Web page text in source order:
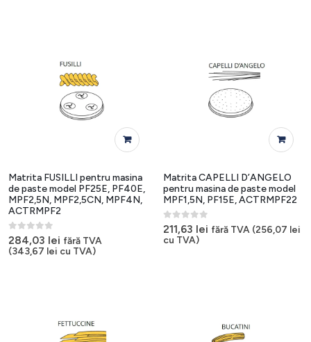
Matrita FUSILLI pentru masina
de paste model PF25E, PF40E,
MPF2,5N, MPF2,5CN, MPF4N,
ACTRMPF2
0out of 5
284,03 lei fără TVA
(343,67 lei cu TVA)
Matrita CAPELLI D’ANGELO
pentru masina de paste model
MPF1,5N, PF15E, ACTRMPF22
0out of 5
211,63 lei fără TVA (256,07 lei
cu TVA)